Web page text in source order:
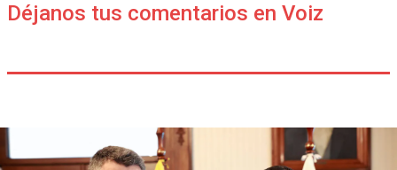
Déjanos tus comentarios en Voiz